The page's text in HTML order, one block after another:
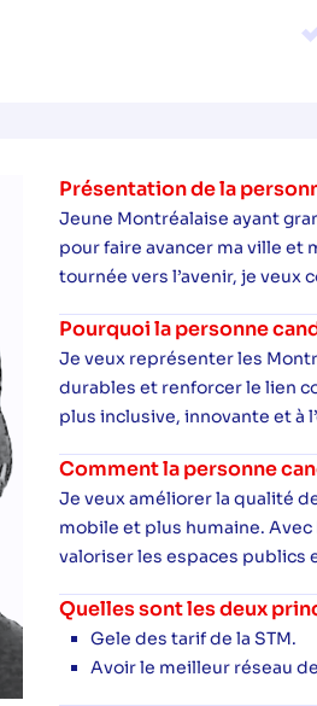
Présentation de la
Jeune Montréalaise ayant
pour faire avancer ma ville et
tournée vers l’avenir, je veux
Pourquoi la personne
Je veux représenter les
durables et renforcer le lien
plus inclusive, innovante et à
Comment la personne
Je veux améliorer la qualité
mobile et plus humaine.
valoriser les espaces
Quelles sont les deux
Gele des tarif de la STM.
Avoir le meilleur réseau